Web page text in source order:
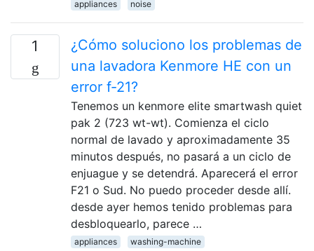
appliances noise
1
¿Cómo soluciono los problemas de
una lavadora Kenmore HE con un
error f-21?
Tenemos un kenmore elite smartwash quiet
pak 2 (723 wt-wt). Comienza el ciclo
normal de lavado y aproximadamente 35
minutos después, no pasará a un ciclo de
enjuague y se detendrá. Aparecerá el error
F21 o Sud. No puedo proceder desde allí.
desde ayer hemos tenido problemas para
desbloquearlo, parece …
appliances washing-machine